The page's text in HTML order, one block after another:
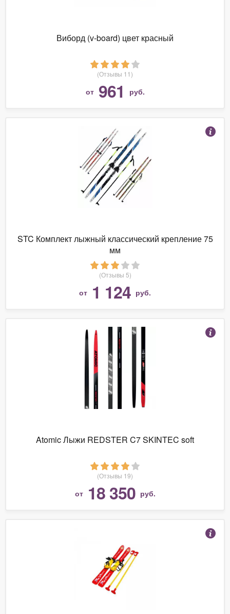
Виборд (v-board) цвет красный
(Отзывы 11)
от 961 руб.
STC Комплект лыжный классический крепление 75
мм
(Отзывы 5)
от 1 124 руб.
Atomic Лыжи REDSTER C7 SKINTEC soft
(Отзывы 19)
от 18 350 руб.